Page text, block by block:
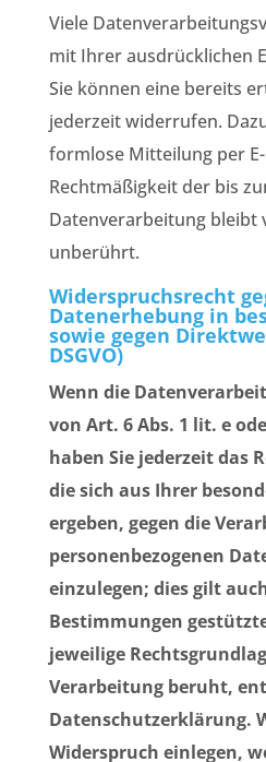
Viele
mit Ihrer ausdrücklichen
Sie können eine bereits
jederzeit widerrufen.
formlose Mitteilung per
Rechtmäßigkeit der bis
Datenverarbeitung bleibt
unberührt.
Widerspruchsrecht
Datenerhebung in
sowie gegen
DSGVO)
Wenn die
von Art. 6 Abs. 1 lit. e
haben Sie jederzeit das
die sich aus Ihrer
ergeben, gegen die
personenbezogenen
einzulegen; dies gilt
Bestimmungen
jeweilige
Verarbeitung beruht,
Datenschutzerklärung.
Widerspruch einlegen,